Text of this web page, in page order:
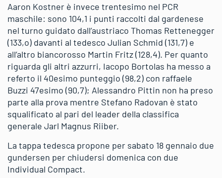
Aaron Kostner è invece trentesimo nel PCR
maschile: sono 104,1 i punti raccolti dal gardenese
nel turno guidato dall’austriaco Thomas Rettenegger
(133,o) davanti al tedesco Julian Schmid (131,7) e
all’altro biancorosso Martin Fritz (128,4). Per quanto
riguarda gli altri azzurri, Iacopo Bortolas ha messo a
referto il 40esimo punteggio (98,2) con raffaele
Buzzi 47esimo (90,7); Alessandro Pittin non ha preso
parte alla prova mentre Stefano Radovan è stato
squalificato al pari del leader della classifica
generale Jarl Magnus Riiber.
La tappa tedesca propone per sabato 18 gennaio due
gundersen per chiudersi domenica con due
Individual Compact.